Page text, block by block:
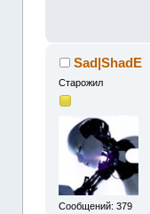
Sad|ShadE
Старожил
Сообщений: 379